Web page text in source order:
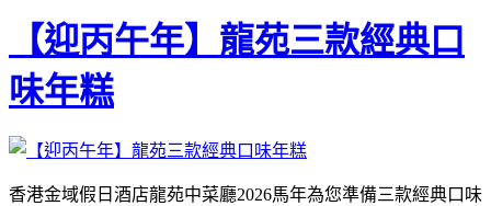
【迎丙午年】龍苑三款經典口
味年糕
香港金域假日酒店龍苑中菜廳2026馬年為您準備三款經典口味